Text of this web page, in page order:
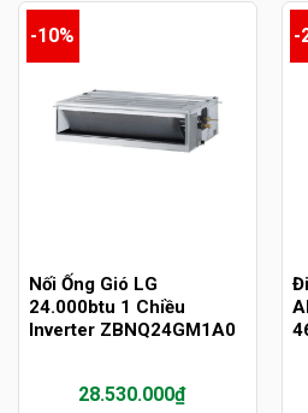
-10%
Nối Ống Gió LG
24.000btu 1 Chiều
Inverter ZBNQ24GM1A0
28.530.000₫
-